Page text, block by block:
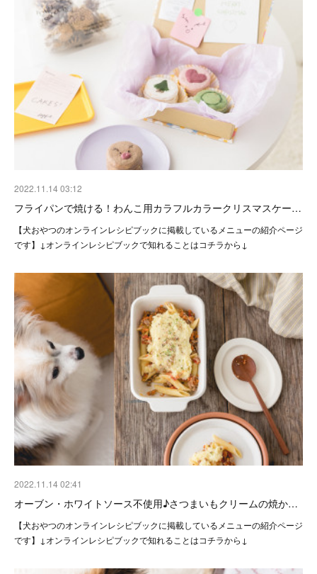
2022.11.14 03:12
フライパンで焼ける！わんこ用カラフルカラークリスマスケー…
【犬おやつのオンラインレシピブックに掲載しているメニューの紹介ページ
です】↓オンラインレシピブックで知れることはコチラから↓
2022.11.14 02:41
オーブン・ホワイトソース不使用♪さつまいもクリームの焼か…
【犬おやつのオンラインレシピブックに掲載しているメニューの紹介ページ
です】↓オンラインレシピブックで知れることはコチラから↓